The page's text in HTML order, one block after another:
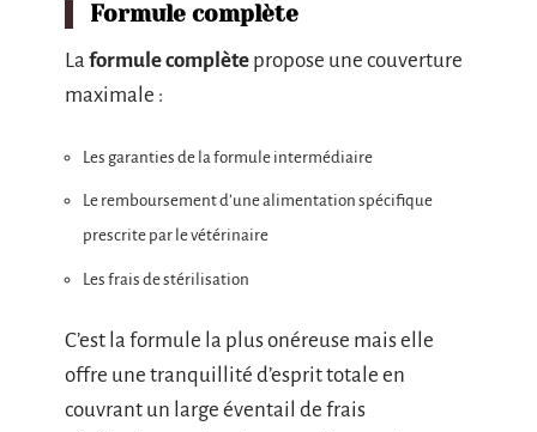
Formule complète
La formule complète propose une couverture
maximale :
Les garanties de la formule intermédiaire
Le remboursement d’une alimentation spécifique
prescrite par le vétérinaire
Les frais de stérilisation
C’est la formule la plus onéreuse mais elle
offre une tranquillité d’esprit totale en
couvrant un large éventail de frais